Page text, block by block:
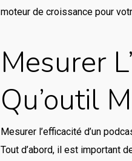
moteur de croissance pour
Mesurer
Qu’outil
Mesurer l’efficacité d’un
Tout d’abord, il est important